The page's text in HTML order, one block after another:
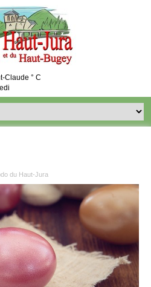
Claude ° C
du Haut-Jura